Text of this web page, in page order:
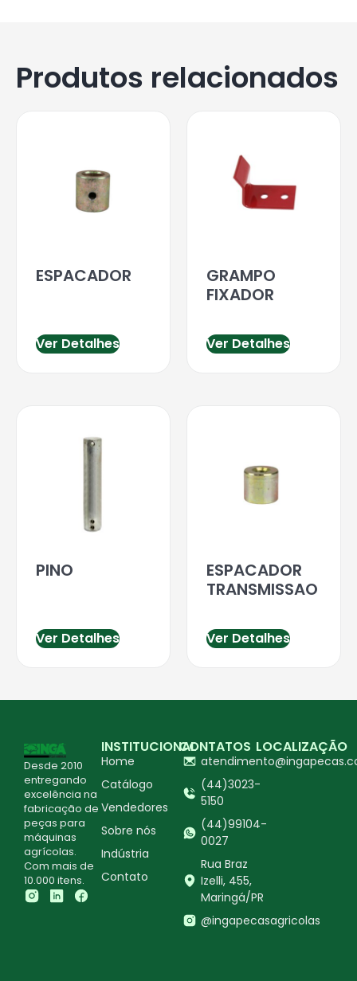
Produtos relacionados
ESPACADOR
Ver Detalhes
GRAMPO
FIXADOR
Ver Detalhes
PINO
Ver Detalhes
ESPACADOR
TRANSMISSAO
Ver Detalhes
Desde 2010
entregando
excelência na
fabricação de
peças para
máquinas
agrícolas.
Com mais de
10.000 itens.
INSTITUCIONAL
Home
Catálogo
Vendedores
Sobre nós
Indústria
Contato
CONTATOS
(44)3023-
5150
(44)99104-
0027
Rua Braz
Izelli, 455,
Maringá/PR
@ingapecasagricolas
LOCALIZAÇÃO